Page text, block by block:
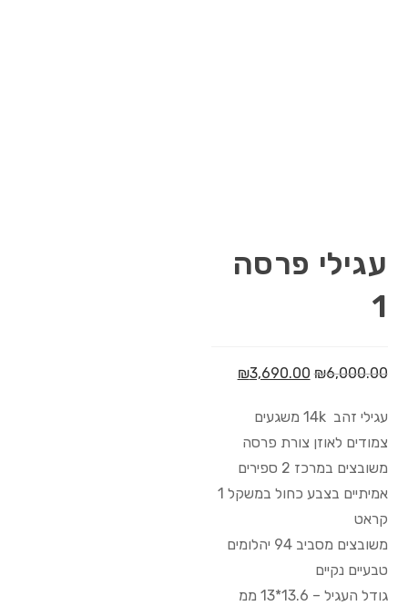
עגילי פרסה
1
₪6,000.00
₪3,690.00
עגילי זהב 14k משגעים
צמודים לאוזן צורת פרסה
משובצים במרכז 2 ספירים
אמיתיים בצבע כחול במשקל 1
קראט
משובצים מסביב 94 יהלומים
טבעיים נקיים
גודל העגיל – 13.6*13 ממ